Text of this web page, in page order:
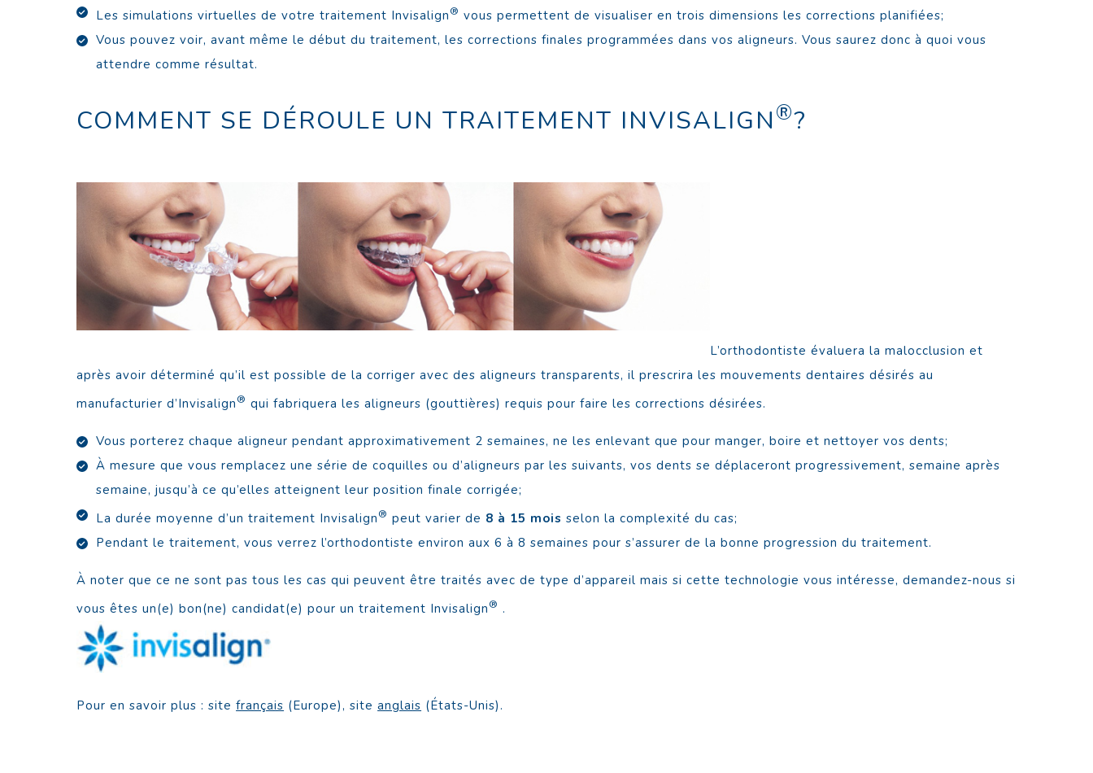
Les simulations virtuelles de votre traitement Invisalign® vous permettent de visualiser en trois dimensions les corrections planifiées;
Vous pouvez voir, avant même le début du traitement, les corrections finales programmées dans vos aligneurs. Vous saurez donc à quoi vous
attendre comme résultat.
COMMENT SE DÉROULE UN TRAITEMENT INVISALIGN®?
L’orthodontiste évaluera la malocclusion et
après avoir déterminé qu’il est possible de la corriger avec des aligneurs transparents, il prescrira les mouvements dentaires désirés au
manufacturier d’Invisalign® qui fabriquera les aligneurs (gouttières) requis pour faire les corrections désirées.
Vous porterez chaque aligneur pendant approximativement 2 semaines, ne les enlevant que pour manger, boire et nettoyer vos dents;
À mesure que vous remplacez une série de coquilles ou d’aligneurs par les suivants, vos dents se déplaceront progressivement, semaine après
semaine, jusqu’à ce qu’elles atteignent leur position finale corrigée;
La durée moyenne d’un traitement Invisalign® peut varier de 8 à 15 moisselon la complexité du cas;
Pendant le traitement, vous verrez l’orthodontiste environ aux 6 à 8 semaines pour s’assurer de la bonne progression du traitement.
À noter que ce ne sont pas tous les cas qui peuvent être traités avec de type d’appareil mais si cette technologie vous intéresse, demandez-nous si
vous êtes un(e) bon(ne) candidat(e) pour un traitement Invisalign® .
Pour en savoir plus : sitefrançais (Europe), siteanglais (États-Unis).